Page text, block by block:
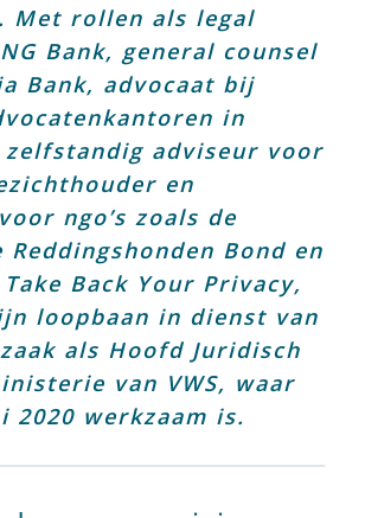
Met rollen als legal
Bank, general counsel
Bank, advocaat bij
in
zelfstandig adviseur voor
en
ngo’s zoals de
Reddingshonden Bond en
Back Your Privacy,
loopbaan in dienst van
als Hoofd Juridisch
van VWS, waar
2020 werkzaam is.